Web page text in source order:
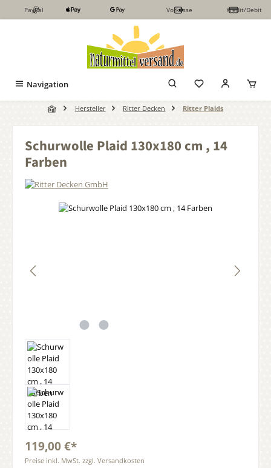
Zum Hauptinhalt springen
PayPal Vorkasse Kredit/Debit
Navigation
Hersteller Ritter Decken Ritter Plaids
Schurwolle Plaid 130x180 cm , 14
Farben
Bildergalerie überspringen
119,00 €*
Preise inkl. MwSt. zzgl. Versandkosten